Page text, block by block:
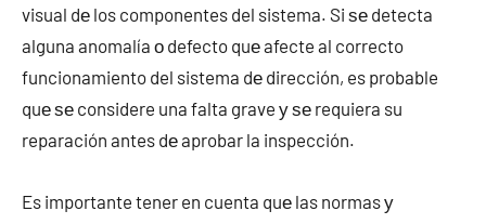
visual dе los componentes del sistema. Si ѕе detecta
alguna anomalía ο defecto quе afecte al correcto
funcionamiento del sistema dе dirección, es probable
quе ѕе considere una falta grave у ѕе requiera su
reparación antes dе aprobar la inspección.
Es importante tener en cuenta quе las normas у